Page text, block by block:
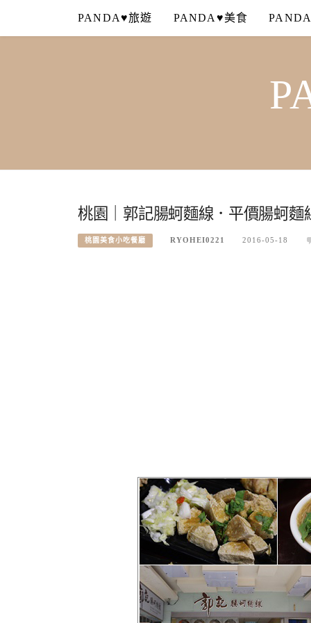
content
PANDA♥旅遊 PANDA♥美食
桃園｜郭記腸蚵麵線．平價腸蚵
桃園美食小吃餐廳 RYOHEI0221 2016-05-18